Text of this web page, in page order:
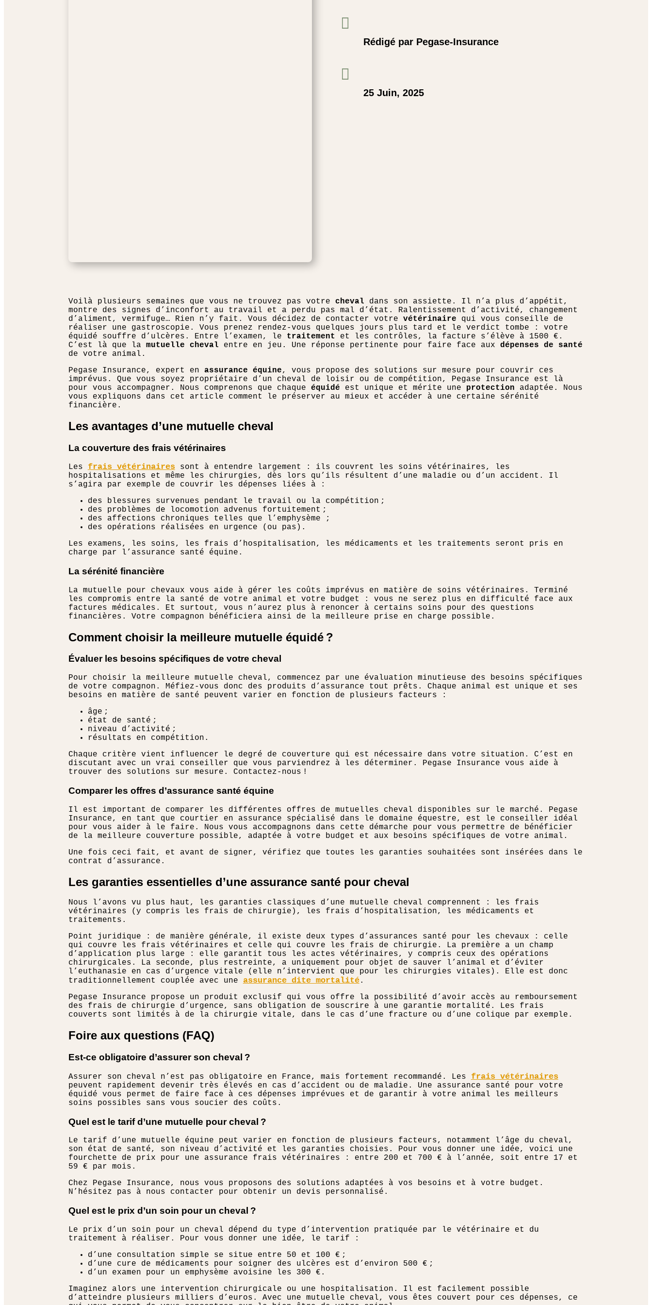

Rédigé par Pegase-Insurance

25 Juin, 2025
Voilà plusieurs semaines que vous ne trouvez pas votre cheval dans son assiette. Il n’a plus d’appétit,
montre des signes d’inconfort au travail et a perdu pas mal d’état. Ralentissement d’activité, changement
d’aliment, vermifuge… Rien n’y fait. Vous décidez de contacter votre vétérinaire qui vous conseille de
réaliser une gastroscopie. Vous prenez rendez-vous quelques jours plus tard et le verdict tombe : votre
équidé souffre d’ulcères. Entre l’examen, le traitement et les contrôles, la facture s’élève à 1500 €.
C’est là que la mutuelle cheval entre en jeu. Une réponse pertinente pour faire face aux dépenses de santé
de votre animal.
Pegase Insurance, expert en assurance équine, vous propose des solutions sur mesure pour couvrir ces
imprévus. Que vous soyez propriétaire d’un cheval de loisir ou de compétition, Pegase Insurance est là
pour vous accompagner. Nous comprenons que chaque équidé est unique et mérite une protection adaptée. Nous
vous expliquons dans cet article comment le préserver au mieux et accéder à une certaine sérénité
financière.
Les avantages d’une mutuelle cheval
La couverture des frais vétérinaires
Les frais vétérinairessont à entendre largement : ils couvrent les soins vétérinaires, les
hospitalisations et même les chirurgies, dès lors qu’ils résultent d’une maladie ou d’un accident. Il
s’agira par exemple de couvrir les dépenses liées à :
des blessures survenues pendant le travail ou la compétition ;
des problèmes de locomotion advenus fortuitement ;
des affections chroniques telles que l’emphysème ;
des opérations réalisées en urgence (ou pas).
Les examens, les soins, les frais d’hospitalisation, les médicaments et les traitements seront pris en
charge par l’assurance santé équine.
La sérénité financière
La mutuelle pour chevaux vous aide à gérer les coûts imprévus en matière de soins vétérinaires. Terminé
les compromis entre la santé de votre animal et votre budget : vous ne serez plus en difficulté face aux
factures médicales. Et surtout, vous n’aurez plus à renoncer à certains soins pour des questions
financières. Votre compagnon bénéficiera ainsi de la meilleure prise en charge possible.
Comment choisir la meilleure mutuelle équidé ?
Évaluer les besoins spécifiques de votre cheval
Pour choisir la meilleure mutuelle cheval, commencez par une évaluation minutieuse des besoins spécifiques
de votre compagnon. Méfiez-vous donc des produits d’assurance tout prêts. Chaque animal est unique et ses
besoins en matière de santé peuvent varier en fonction de plusieurs facteurs :
âge ;
état de santé ;
niveau d’activité ;
résultats en compétition.
Chaque critère vient influencer le degré de couverture qui est nécessaire dans votre situation. C’est en
discutant avec un vrai conseiller que vous parviendrez à les déterminer. Pegase Insurance vous aide à
trouver des solutions sur mesure. Contactez-nous !
Comparer les offres d’assurance santé équine
Il est important de comparer les différentes offres de mutuelles cheval disponibles sur le marché. Pegase
Insurance, en tant que courtier en assurance spécialisé dans le domaine équestre, est le conseiller idéal
pour vous aider à le faire. Nous vous accompagnons dans cette démarche pour vous permettre de bénéficier
de la meilleure couverture possible, adaptée à votre budget et aux besoins spécifiques de votre animal.
Une fois ceci fait, et avant de signer, vérifiez que toutes les garanties souhaitées sont insérées dans le
contrat d’assurance.
Les garanties essentielles d’une assurance santé pour cheval
Nous l’avons vu plus haut, les garanties classiques d’une mutuelle cheval comprennent : les frais
vétérinaires (y compris les frais de chirurgie), les frais d’hospitalisation, les médicaments et
traitements.
Point juridique : de manière générale, il existe deux types d’assurances santé pour les chevaux : celle
qui couvre les frais vétérinaires et celle qui couvre les frais de chirurgie. La première a un champ
d’application plus large : elle garantit tous les actes vétérinaires, y compris ceux des opérations
chirurgicales. La seconde, plus restreinte, a uniquement pour objet de sauver l’animal et d’éviter
l’euthanasie en cas d’urgence vitale (elle n’intervient que pour les chirurgies vitales). Elle est donc
traditionnellement couplée avec une assurance dite mortalité.
Pegase Insurance propose un produit exclusif qui vous offre la possibilité d’avoir accès au remboursement
des frais de chirurgie d’urgence, sans obligation de souscrire à une garantie mortalité. Les frais
couverts sont limités à de la chirurgie vitale, dans le cas d’une fracture ou d’une colique par exemple.
Foire aux questions (FAQ)
Est-ce obligatoire d’assurer son cheval ?
Assurer son cheval n’est pas obligatoire en France, mais fortement recommandé. Les frais vétérinaires
peuvent rapidement devenir très élevés en cas d’accident ou de maladie. Une assurance santé pour votre
équidé vous permet de faire face à ces dépenses imprévues et de garantir à votre animal les meilleurs
soins possibles sans vous soucier des coûts.
Quel est le tarif d’une mutuelle pour cheval ?
Le tarif d’une mutuelle équine peut varier en fonction de plusieurs facteurs, notamment l’âge du cheval,
son état de santé, son niveau d’activité et les garanties choisies. Pour vous donner une idée, voici une
fourchette de prix pour une assurance frais vétérinaires : entre 200 et 700 € à l’année, soit entre 17 et
59 € par mois.
Chez Pegase Insurance, nous vous proposons des solutions adaptées à vos besoins et à votre budget.
N’hésitez pas à nous contacter pour obtenir un devis personnalisé.
Quel est le prix d’un soin pour un cheval ?
Le prix d’un soin pour un cheval dépend du type d’intervention pratiquée par le vétérinaire et du
traitement à réaliser. Pour vous donner une idée, le tarif :
d’une consultation simple se situe entre 50 et 100 € ;
d’une cure de médicaments pour soigner des ulcères est d’environ 500 € ;
d’un examen pour un emphysème avoisine les 300 €.
Imaginez alors une intervention chirurgicale ou une hospitalisation. Il est facilement possible
d’atteindre plusieurs milliers d’euros. Avec une mutuelle cheval, vous êtes couvert pour ces dépenses, ce